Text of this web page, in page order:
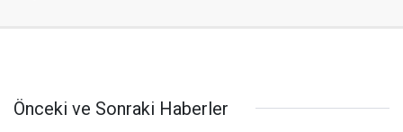
Önceki ve Sonraki Haberler